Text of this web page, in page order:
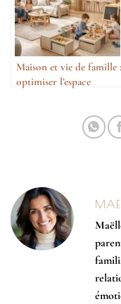
Maison et vie de famille :
optimiser l’espace